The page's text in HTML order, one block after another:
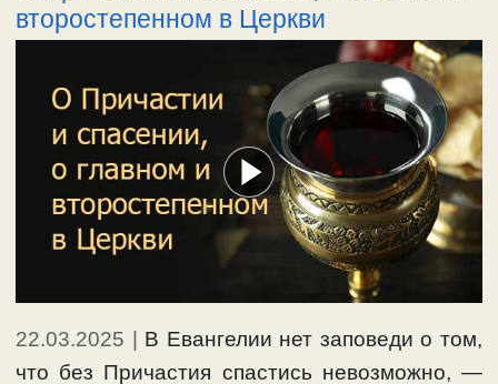
второстепенном в Церкви
22.03.2025
В Евангелии нет заповеди о том,
что без Причастия спастись невозможно, —